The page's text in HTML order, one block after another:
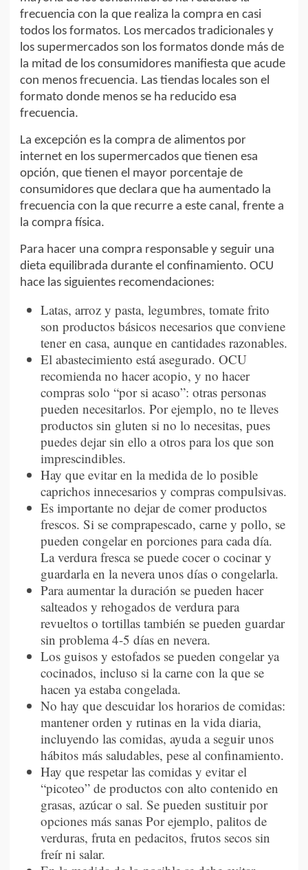
frecuencia con la que realiza la compra en casi
todos los formatos. Los mercados tradicionales y
los supermercados son los formatos donde más de
la mitad de los consumidores manifiesta que acude
con menos frecuencia. Las tiendas locales son el
formato donde menos se ha reducido esa
frecuencia.
La excepción es la compra de alimentos por
internet en los supermercados que tienen esa
opción, que tienen el mayor porcentaje de
consumidores que declara que ha aumentado la
frecuencia con la que recurre a este canal, frente a
la compra física.
Para hacer una compra responsable y seguir una
dieta equilibrada durante el confinamiento. OCU
hace las siguientes recomendaciones:
Latas, arroz y pasta, legumbres, tomate frito
son productos básicos necesarios que conviene
tener en casa, aunque en cantidades razonables.
El abastecimiento está asegurado. OCU
recomienda no hacer acopio, y no hacer
compras solo “por si acaso”: otras personas
pueden necesitarlos. Por ejemplo, no te lleves
productos sin gluten si no lo necesitas, pues
puedes dejar sin ello a otros para los que son
imprescindibles.
Hay que evitar en la medida de lo posible
caprichos innecesarios y compras compulsivas.
Es importante no dejar de comer productos
frescos. Si se comprapescado, carne y pollo, se
pueden congelar en porciones para cada día.
La verdura fresca se puede cocer o cocinar y
guardarla en la nevera unos días o congelarla.
Para aumentar la duración se pueden hacer
salteados y rehogados de verdura para
revueltos o tortillas también se pueden guardar
sin problema 4-5 días en nevera.
Los guisos y estofados se pueden congelar ya
cocinados, incluso si la carne con la que se
hacen ya estaba congelada.
No hay que descuidar los horarios de comidas:
mantener orden y rutinas en la vida diaria,
incluyendo las comidas, ayuda a seguir unos
hábitos más saludables, pese al confinamiento.
Hay que respetar las comidas y evitar el
“picoteo” de productos con alto contenido en
grasas, azúcar o sal. Se pueden sustituir por
opciones más sanas Por ejemplo, palitos de
verduras, fruta en pedacitos, frutos secos sin
freír ni salar.